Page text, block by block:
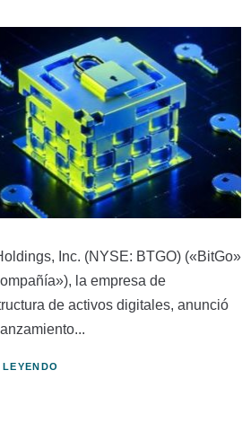
Inc. (NYSE: BTGO) («BitGo»
la empresa de
de activos digitales, anunció